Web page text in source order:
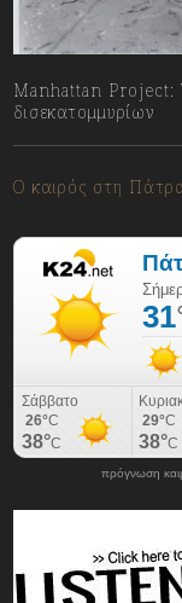
Manhattan Project:
δισεκατομμυρίων
Ο καιρός στη
πρόγνωση